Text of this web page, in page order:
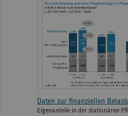
Daten zur finanziellen
Eigenanteile in der stationären